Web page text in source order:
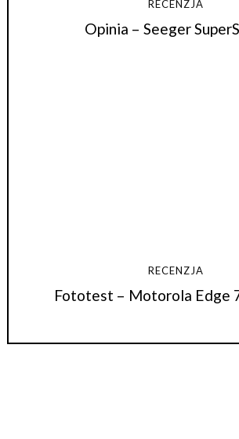
RECENZJA
Opinia – Seeger
RECENZJA
Fototest – Motorola Edge